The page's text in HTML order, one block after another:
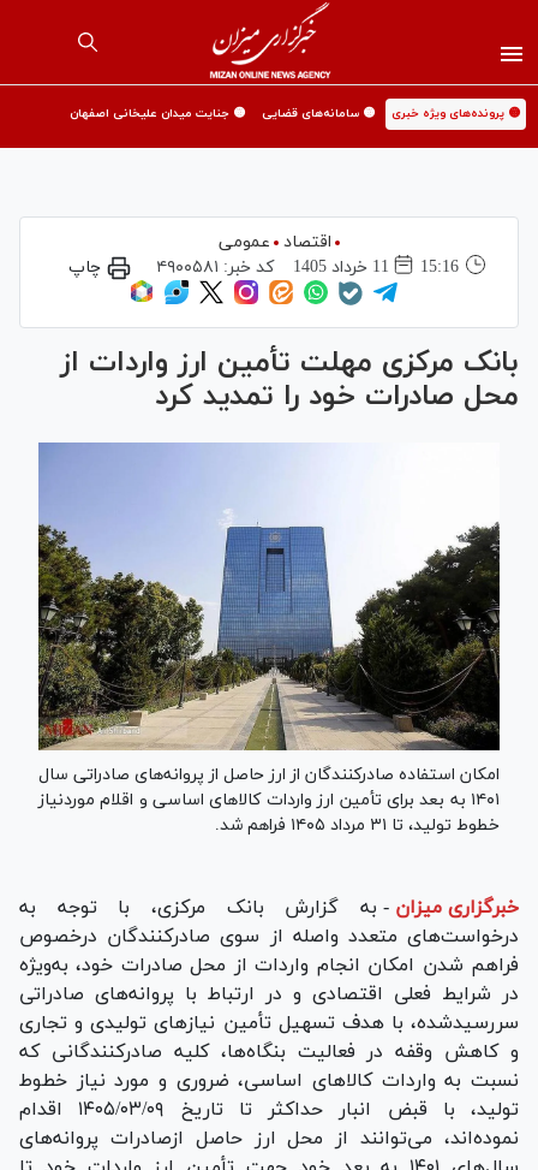
🟡 پرونده‌های ویژه خبری 🟡 سامانه‌های قضایی 🟡 جنایت میدان علیخانی اصفهان
اقتصاد
عمومی
15:16
11 خرداد 1405 کد خبر: ۴۹۰۰۵۸۱ چاپ
بانک مرکزی مهلت تأمین ارز واردات از
محل صادرات خود را تمدید کرد
امکان استفاده صادرکنندگان از ارز حاصل از پروانه‌های صادراتی سال
۱۴۰۱ به بعد برای تأمین ارز واردات کالا‌های اساسی و اقلام موردنیاز
خطوط تولید، تا ۳۱ مرداد ۱۴۰۵ فراهم شد.
خبرگزاری میزان - به گزارش بانک مرکزی، با توجه به
درخواست‌های متعدد واصله از سوی صادرکنندگان درخصوص
فراهم شدن امکان انجام واردات از محل صادرات خود، به‌ویژه
در شرایط فعلی اقتصادی و در ارتباط با پروانه‌های صادراتی
سررسیدشده، با هدف تسهیل تأمین نیاز‌های تولیدی و تجاری
و کاهش وقفه در فعالیت بنگاه‌ها، کلیه صادرکنندگانی که
نسبت به واردات کالا‌های اساسی، ضروری و مورد نیاز خطوط
تولید، با قبض انبار حداکثر تا تاریخ ۰۹‏‏‏‏‏‏‏‏‏‏‏‏‏‏‏‏‏/۰۳‏‏‏‏‏‏‏‏‏‏‏‏‏‏‏‏‏/۱۴۰۵ اقدام
نموده‌اند، می‌توانند از محل ارز حاصل ازصادرات پروانه‌های